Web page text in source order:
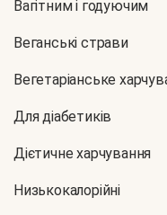
Вагітним і годуючим
Веганські страви
Вегетаріанське
Для діабетиків
Дієтичне харчування
Низькокалорійні